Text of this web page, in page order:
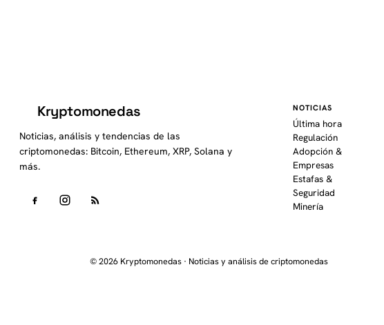
Kryptomonedas
Noticias, análisis y tendencias de las
criptomonedas: Bitcoin, Ethereum, XRP, Solana y
más.
NOTICIAS
Última hora
Regulación
Adopción &
Empresas
Estafas &
Seguridad
Minería
© 2026 Kryptomonedas · Noticias y análisis de criptomonedas